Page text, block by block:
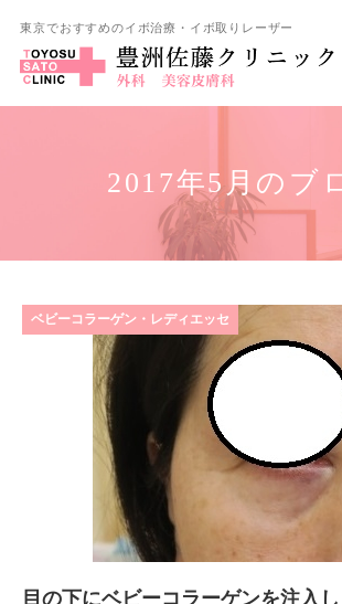
東京でおすすめのイボ治療・イボ取りレーザー
2017年5月のブ
ベビーコラーゲン・レディエッセ
目の下にベビーコラーゲンを注入